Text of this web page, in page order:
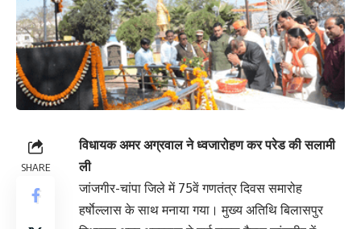
SHARE
विधायक अमर अग्रवाल ने ध्वजारोहण कर परेड की सलामी
ली
जांजगीर-चांपा जिले में 75वें गणतंत्र दिवस समारोह
हर्षाेल्लास के साथ मनाया गया। मुख्य अतिथि बिलासपुर